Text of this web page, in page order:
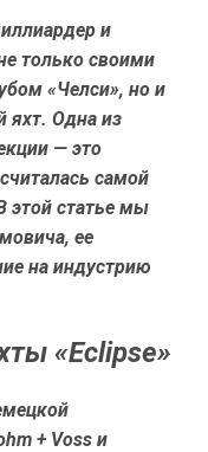
и
только своими
«Челси», но и
яхт. Одна из
— это
самой
этой статье мы
ее
на индустрию
«Eclipse»
+ Voss и